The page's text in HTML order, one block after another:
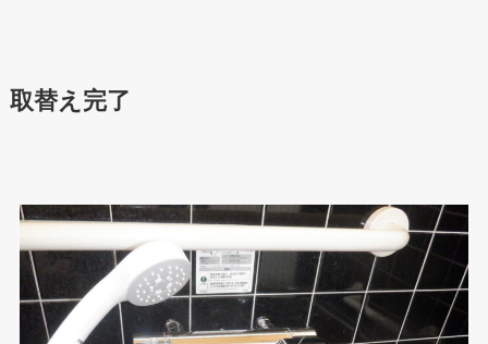
取替え完了